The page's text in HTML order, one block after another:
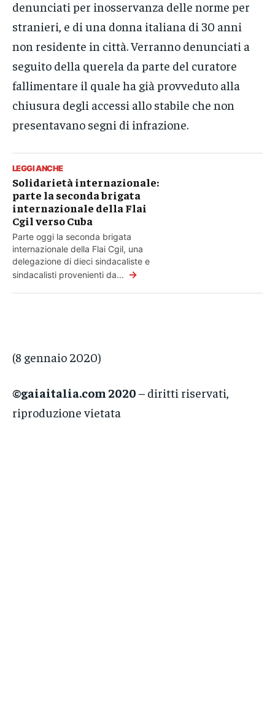
denunciati per inosservanza delle norme per
stranieri, e di una donna italiana di 30 anni
non residente in città. Verranno denunciati a
seguito della querela da parte del curatore
fallimentare il quale ha già provveduto alla
chiusura degli accessi allo stabile che non
presentavano segni di infrazione.
LEGGI ANCHE
Solidarietà internazionale:
parte la seconda brigata
internazionale della Flai
Cgil verso Cuba
Parte oggi la seconda brigata
internazionale della Flai Cgil, una
delegazione di dieci sindacaliste e
sindacalisti provenienti da... →
(8 gennaio 2020)
©gaiaitalia.com 2020 – diritti riservati,
riproduzione vietata